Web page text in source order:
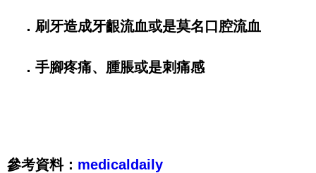
．刷牙造成牙齦流血或是莫名口腔流血
．手腳疼痛、腫脹或是刺痛感
參考資料： medicaldaily